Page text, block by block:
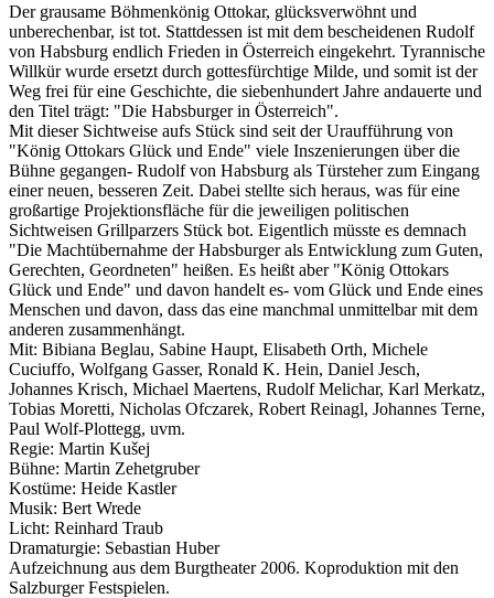
Der grausame Böhmenkönig Ottokar, glücksverwöhnt und
unberechenbar, ist tot. Stattdessen ist mit dem bescheidenen Rudolf
von Habsburg endlich Frieden in Österreich eingekehrt. Tyrannische
Willkür wurde ersetzt durch gottesfürchtige Milde, und somit ist der
Weg frei für eine Geschichte, die siebenhundert Jahre andauerte und
den Titel trägt: "Die Habsburger in Österreich".
Mit dieser Sichtweise aufs Stück sind seit der Uraufführung von
"König Ottokars Glück und Ende" viele Inszenierungen über die
Bühne gegangen- Rudolf von Habsburg als Türsteher zum Eingang
einer neuen, besseren Zeit. Dabei stellte sich heraus, was für eine
großartige Projektionsfläche für die jeweiligen politischen
Sichtweisen Grillparzers Stück bot. Eigentlich müsste es demnach
"Die Machtübernahme der Habsburger als Entwicklung zum Guten,
Gerechten, Geordneten" heißen. Es heißt aber "König Ottokars
Glück und Ende" und davon handelt es- vom Glück und Ende eines
Menschen und davon, dass das eine manchmal unmittelbar mit dem
anderen zusammenhängt.
Mit: Bibiana Beglau, Sabine Haupt, Elisabeth Orth, Michele
Cuciuffo, Wolfgang Gasser, Ronald K. Hein, Daniel Jesch,
Johannes Krisch, Michael Maertens, Rudolf Melichar, Karl Merkatz,
Tobias Moretti, Nicholas Ofczarek, Robert Reinagl, Johannes Terne,
Paul Wolf-Plottegg, uvm.
Regie: Martin Kušej
Bühne: Martin Zehetgruber
Kostüme: Heide Kastler
Musik: Bert Wrede
Licht: Reinhard Traub
Dramaturgie: Sebastian Huber
Aufzeichnung aus dem Burgtheater 2006. Koproduktion mit den
Salzburger Festspielen.